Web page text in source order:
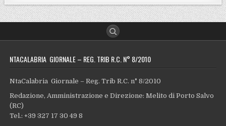
NTACALABRIA GIORNALE – REG. TRIB R.C. N° 8/2010
NtaCalabria Giornale – Reg. Trib R.C. n° 8/2010
Redazione, Amministrazione e Direzione: Melito di Porto Salvo
(RC)
Tel.: +39 327 17 30 49 8